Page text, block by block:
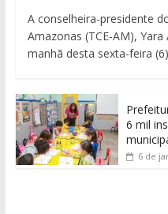
A conselheira-presidente
Amazonas (TCE-AM),
manhã desta sexta-feira
6 mil
6 de